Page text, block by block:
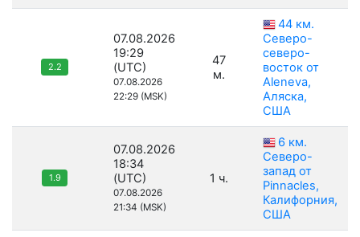
2.2
07.08.2026
19:29
(UTC)
07.08.2026
22:29 (MSK)
47
м.
44 км.
Северо-
северо-
восток от
Aleneva,
Аляска,
США
1.9
07.08.2026
18:34
(UTC)
07.08.2026
21:34 (MSK)
1 ч.
6 км.
Северо-
запад от
Pinnacles,
Калифорния,
США